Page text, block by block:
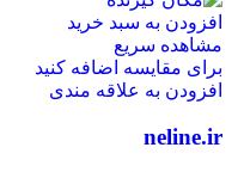
افزودن به سبد خرید
مشاهده سریع
برای مقایسه اضافه کنید
افزودن به علاقه مندی
neline.ir